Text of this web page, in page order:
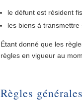
le défunt est résident
les biens à transmettre
Étant donné que les
règles en vigueur au
Règles